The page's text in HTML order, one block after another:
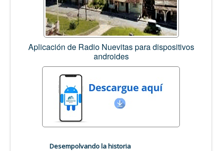
Aplicación de Radio Nuevitas para dispositivos
androides
Desempolvando la historia